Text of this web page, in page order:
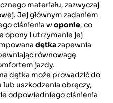
materiału, zazwyczaj
Jej głównym zadaniem
ciśnienia woponie, co
opony i utrzymanie jej
dętkazapewnia
równowagę
jazdy.
dętka może prowadzić do
uszkodzenia obręczy,
odpowiedniego ciśnienia